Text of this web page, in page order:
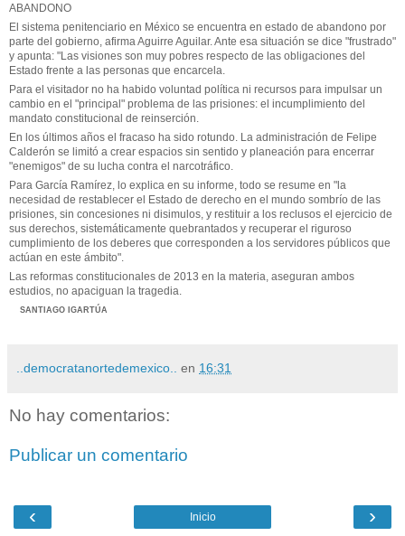
ABANDONO
El sistema penitenciario en México se encuentra en estado de abandono por
parte del gobierno, afirma Aguirre Aguilar. Ante esa situación se dice "frustrado"
y apunta: "Las visiones son muy pobres respecto de las obligaciones del
Estado frente a las personas que encarcela.
Para el visitador no ha habido voluntad política ni recursos para impulsar un
cambio en el "principal" problema de las prisiones: el incumplimiento del
mandato constitucional de reinserción.
En los últimos años el fracaso ha sido rotundo. La administración de Felipe
Calderón se limitó a crear espacios sin sentido y planeación para encerrar
"enemigos" de su lucha contra el narcotráfico.
Para García Ramírez, lo explica en su informe, todo se resume en "la
necesidad de restablecer el Estado de derecho en el mundo sombrío de las
prisiones, sin concesiones ni disimulos, y restituir a los reclusos el ejercicio de
sus derechos, sistemáticamente quebrantados y recuperar el riguroso
cumplimiento de los deberes que corresponden a los servidores públicos que
actúan en este ámbito".
Las reformas constitucionales de 2013 en la materia, aseguran ambos
estudios, no apaciguan la tragedia.
SANTIAGO IGARTÚA
..democratanortedemexico.. en 16:31
No hay comentarios:
Publicar un comentario
‹ ›
Inicio